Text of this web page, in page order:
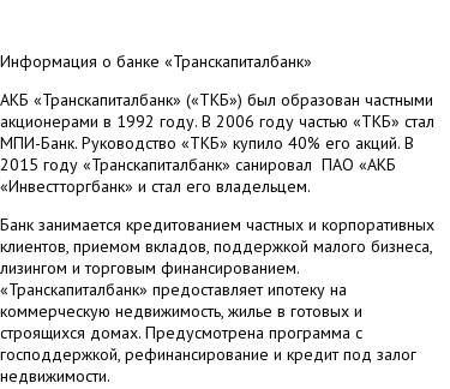
Информация о банке «Транскапиталбанк»
АКБ «Транскапиталбанк» («ТКБ») был образован частными
акционерами в 1992 году. В 2006 году частью «ТКБ» стал
МПИ-Банк. Руководство «ТКБ» купило 40% его акций. В
2015 году «Транскапиталбанк» санировал ПАО «АКБ
«Инвестторгбанк» и стал его владельцем.
Банк занимается кредитованием частных и корпоративных
клиентов, приемом вкладов, поддержкой малого бизнеса,
лизингом и торговым финансированием.
«Транскапиталбанк» предоставляет ипотеку на
коммерческую недвижимость, жилье в готовых и
строящихся домах. Предусмотрена программа с
господдержкой, рефинансирование и кредит под залог
недвижимости.